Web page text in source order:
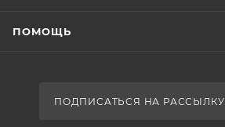
ПОМОЩЬ
ПОДПИСАТЬСЯ НА РАССЫЛКУ